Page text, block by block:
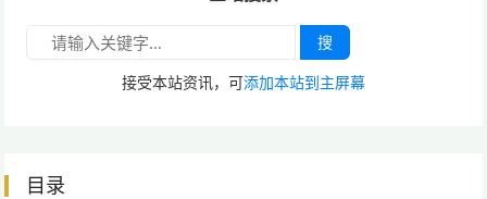
搜
接受本站资讯，可添加本站到主屏幕
目录